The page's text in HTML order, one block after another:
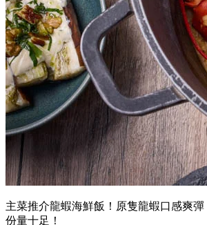
主菜推介龍蝦海鮮飯！原隻龍蝦口感爽彈
份量十足！